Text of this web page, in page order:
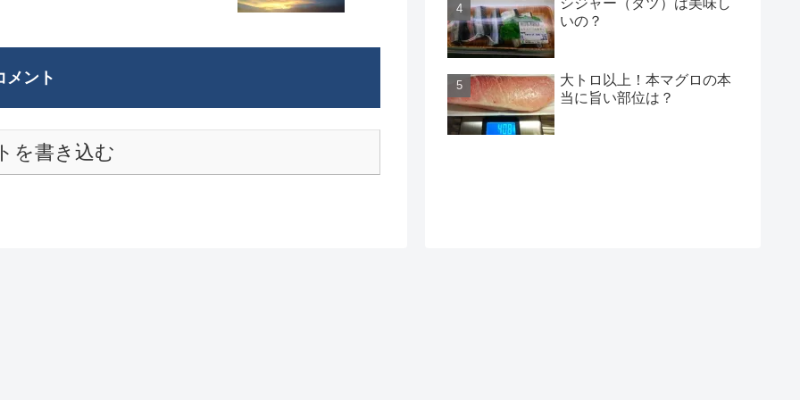
メント
を書き込む
いの？
大トロ以上！本マグロの本
当に旨い部位は？